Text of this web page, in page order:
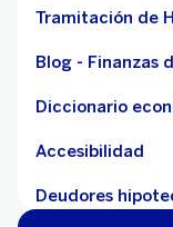
Tramitación de
Blog - Finanzas
Diccionario
Accesibilidad
Deudores